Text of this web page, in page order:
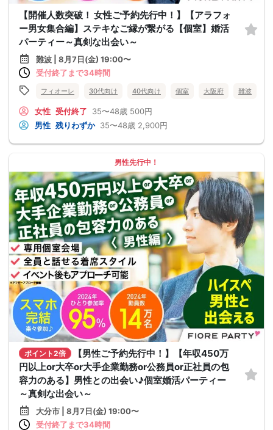
【開催人数突破！ 女性ご予約先行中！】【アラフォ
ー男女集合編】ステキなご縁が繋がる【個室】婚活
パーティー～真剣な出会い～
難波 | 8月7日(金) 19:00〜
受付終了まで34時間
フィオーレ 30代向け 40代向け 個室 大阪府 難波
女性 受付終了 35〜48歳 500円
男性 残りわずか 35〜48歳 2,900円
男性先行中！
ポイント2倍
【男性ご予約先行中！】【年収450万
円以上or大卒or大手企業勤務or公務員or正社員の包
容力のある】男性との出会い♪個室婚活パーティー
～真剣な出会い～
大分市 | 8月7日(金) 19:00〜
受付終了まで34時間